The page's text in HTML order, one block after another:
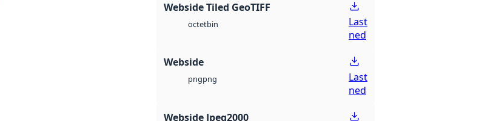
Webside Tiled GeoTIFF
octetbin
Last
ned
Webside
pngpng
Last
ned
Webside Jpeg2000